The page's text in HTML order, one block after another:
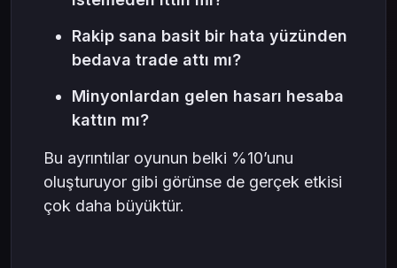
Rakip sana basit bir hata yüzünden
bedava trade attı mı?
Minyonlardan gelen hasarı hesaba
kattın mı?
Bu ayrıntılar oyunun belki %10’unu
oluşturuyor gibi görünse de gerçek etkisi
çok daha büyüktür.